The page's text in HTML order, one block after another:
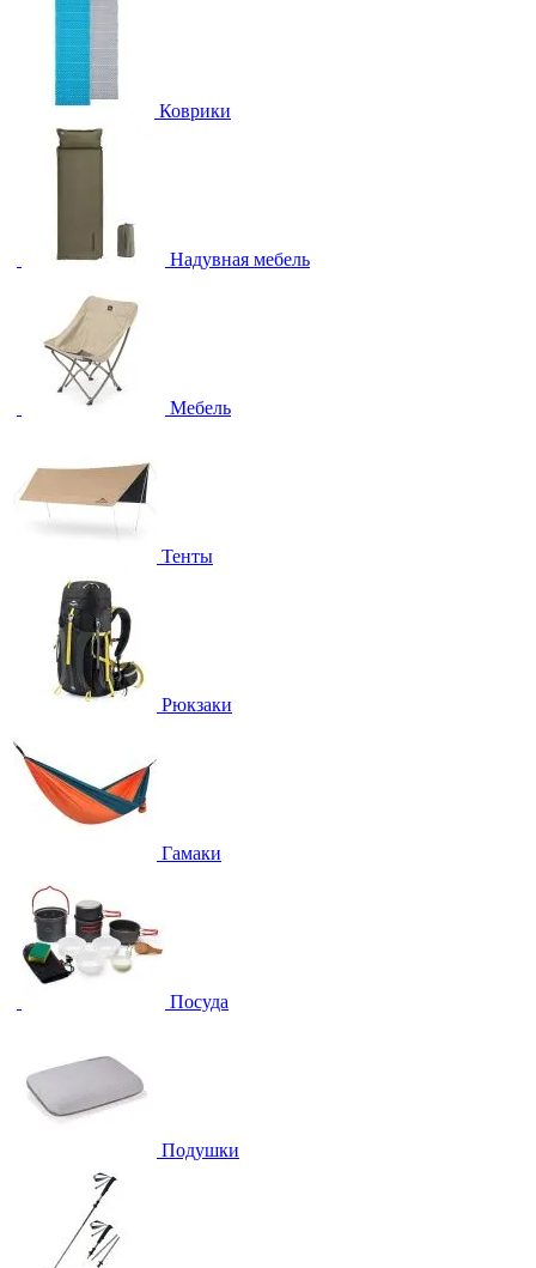
Коврики
Надувная мебель
Мебель
Тенты
Рюкзаки
Гамаки
Посуда
Подушки